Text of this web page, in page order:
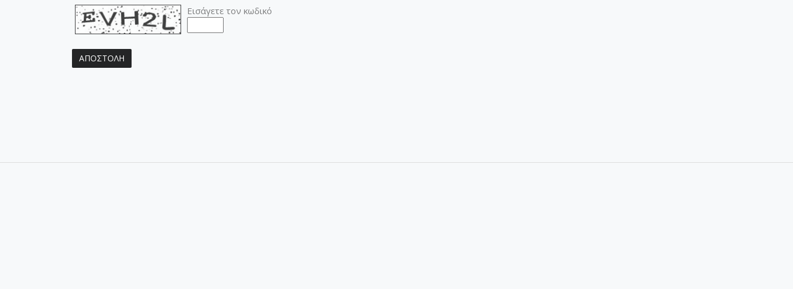
Εισάγετε τον κωδικό
ΑΠΟΣΤΟΛΗ